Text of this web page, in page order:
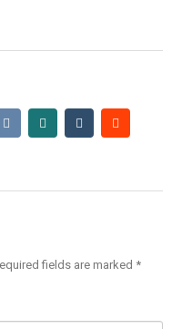
fields are marked *